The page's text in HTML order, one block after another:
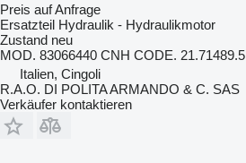
Preis auf Anfrage
Ersatzteil Hydraulik - Hydraulikmotor
Zustand neu
MOD. 83066440 CNH CODE. 21.71489.5
Italien, Cingoli
R.A.O. DI POLITA ARMANDO & C. SAS
Verkäufer kontaktieren